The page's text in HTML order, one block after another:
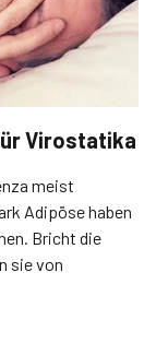
Virostatika
meist
Adipöse haben
Bricht die
sie von